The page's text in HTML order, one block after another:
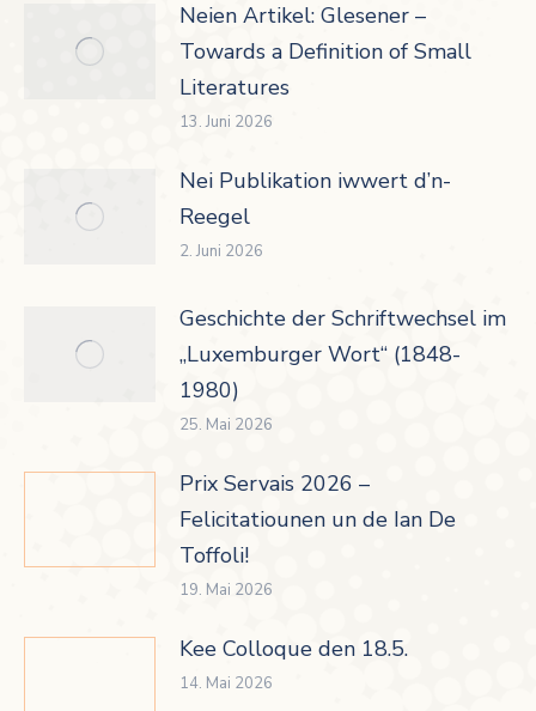
Neien Artikel: Glesener –
Towards a Definition of Small
Literatures
13. Juni 2026
Nei Publikation iwwert d’n-
Reegel
2. Juni 2026
Geschichte der Schriftwechsel im
„Luxemburger Wort“ (1848-
1980)
25. Mai 2026
Prix Servais 2026 –
Felicitatiounen un de Ian De
Toffoli!
19. Mai 2026
Kee Colloque den 18.5.
14. Mai 2026